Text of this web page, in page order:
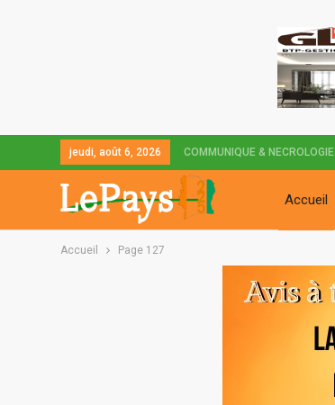
jeudi, août 6, 2026 COMMUNIQUE & NECROLOGIE
Accueil
Accueil Page 127